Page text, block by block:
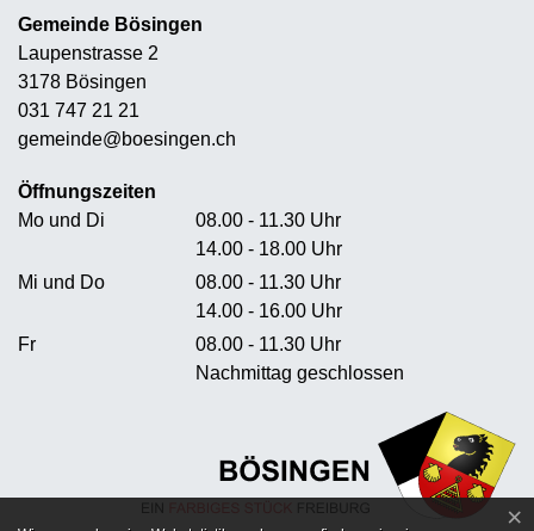
Gemeinde Bösingen
Laupenstrasse 2
3178 Bösingen
031 747 21 21
gemeinde@boesingen.ch
Öffnungszeiten
Mo und Di
08.00 - 11.30 Uhr
14.00 - 18.00 Uhr
Mi und Do
08.00 - 11.30 Uhr
14.00 - 16.00 Uhr
Fr
08.00 - 11.30 Uhr
Nachmittag geschlossen
×